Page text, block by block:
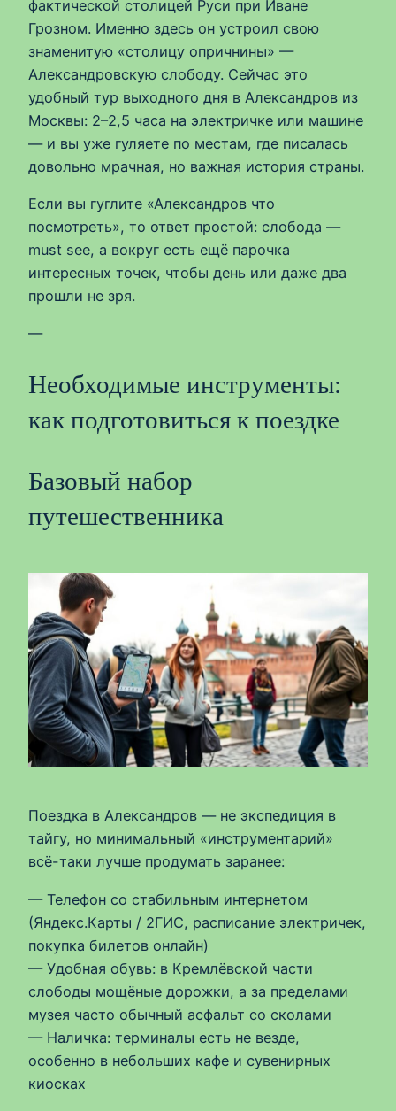
фактической столицей Руси при Иване
Грозном. Именно здесь он устроил свою
знаменитую «столицу опричнины» —
Александровскую слободу. Сейчас это
удобный тур выходного дня в Александров из
Москвы: 2–2,5 часа на электричке или машине
— и вы уже гуляете по местам, где писалась
довольно мрачная, но важная история страны.
Если вы гуглите «Александров что
посмотреть», то ответ простой: слобода —
must see, а вокруг есть ещё парочка
интересных точек, чтобы день или даже два
прошли не зря.
—
Необходимые инструменты:
как подготовиться к поездке
Базовый набор
путешественника
Поездка в Александров — не экспедиция в
тайгу, но минимальный «инструментарий»
всё-таки лучше продумать заранее:
— Телефон со стабильным интернетом
(Яндекс.Карты / 2ГИС, расписание электричек,
покупка билетов онлайн)
— Удобная обувь: в Кремлёвской части
слободы мощёные дорожки, а за пределами
музея часто обычный асфальт со сколами
— Наличка: терминалы есть не везде,
особенно в небольших кафе и сувенирных
киосках